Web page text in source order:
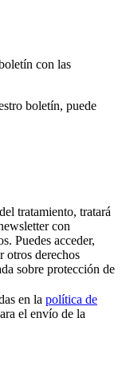
con las
boletín, puede
tratamiento, tratará
con
Puedes acceder,
otros derechos
sobre protección de
en la política de
el envío de la